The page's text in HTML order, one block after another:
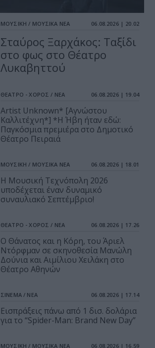
ΜΟΥΣΙΚΗ / ΜΟΥΣΙΚΑ ΝΕΑ 06.08.2026 | 20.02
Σταύρος Ξαρχάκος: Ταξίδι
στο φως στο Θέατρο
Λυκαβηττού
ΘΕΑΤΡΟ - ΧΟΡΟΣ / ΝΕΑ 06.08.2026 | 19.04
Artist Unknown* [Αγνώστου
Καλλιτέχνη*] *Η Ήβη ήταν εδώ:
Παγκόσμια πρεμιέρα στο Δημοτικό
Θέατρο Πειραιά
ΜΟΥΣΙΚΗ / ΜΟΥΣΙΚΑ ΝΕΑ 06.08.2026 | 18.01
Η Μουσική Τεχνόπολη 2026
υποδέχεται έναν δυναμικό
συναυλιακό Σεπτέμβριο!
ΘΕΑΤΡΟ - ΧΟΡΟΣ / ΝΕΑ 06.08.2026 | 17.26
Ο Θάνατος και η Κόρη, του Άριελ
Ντόρφμαν σε σκηνοθεσία Μανώλη
Δούνια και Αιμίλιου Χειλάκη στο
Θέατρο Αθηνών
ΣΙΝΕΜΑ / ΝΕΑ 06.08.2026 | 17.14
Εισπράξεις πάνω από 1 δισ. δολάρια
για το “Spider-Man: Brand New Day”
ΜΟΥΣΙΚΗ / ΜΟΥΣΙΚΑ ΝΕΑ 06.08.2026 | 16.59